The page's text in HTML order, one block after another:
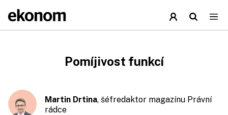
Pomíjivost funkcí
Martin Drtina, šéfredaktor magazínu Právní
rádce